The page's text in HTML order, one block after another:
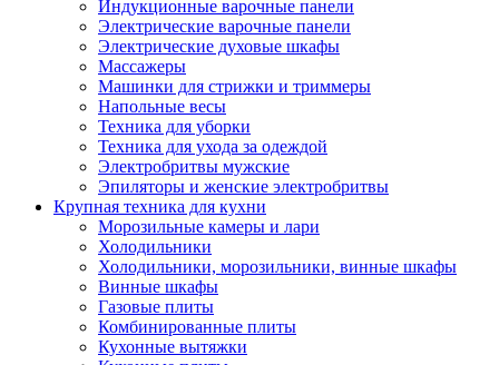
Индукционные варочные панели
Электрические варочные панели
Электрические духовые шкафы
Массажеры
Машинки для стрижки и триммеры
Напольные весы
Техника для уборки
Техника для ухода за одеждой
Электробритвы мужские
Эпиляторы и женские электробритвы
Крупная техника для кухни
Морозильные камеры и лари
Холодильники
Холодильники, морозильники, винные шкафы
Винные шкафы
Газовые плиты
Комбинированные плиты
Кухонные вытяжки